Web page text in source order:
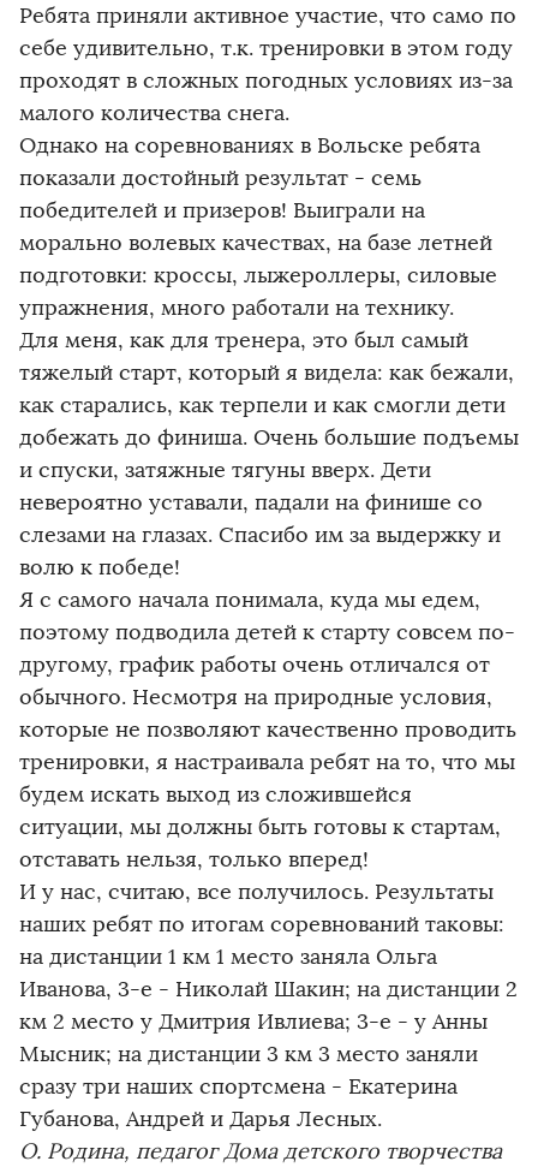
Ребята приняли активное участие, что само по
себе удивительно, т.к. тренировки в этом году
проходят в сложных погодных условиях из-за
малого количества снега.
Однако на соревнованиях в Вольске ребята
показали достойный результат - семь
победителей и призеров! Выиграли на
морально волевых качествах, на базе летней
подготовки: кроссы, лыжероллеры, силовые
упражнения, много работали на технику.
Для меня, как для тренера, это был самый
тяжелый старт, который я видела: как бежали,
как старались, как терпели и как смогли дети
добежать до финиша. Очень большие подъемы
и спуски, затяжные тягуны вверх. Дети
невероятно уставали, падали на финише со
слезами на глазах. Спасибо им за выдержку и
волю к победе!
Я с самого начала понимала, куда мы едем,
поэтому подводила детей к старту совсем по-
другому, график работы очень отличался от
обычного. Несмотря на природные условия,
которые не позволяют качественно проводить
тренировки, я настраивала ребят на то, что мы
будем искать выход из сложившейся
ситуации, мы должны быть готовы к стартам,
отставать нельзя, только вперед!
И у нас, считаю, все получилось. Результаты
наших ребят по итогам соревнований таковы:
на дистанции 1 км 1 место заняла Ольга
Иванова, 3-е - Николай Шакин; на дистанции 2
км 2 место у Дмитрия Ивлиева; 3-е - у Анны
Мысник; на дистанции 3 км 3 место заняли
сразу три наших спортсмена - Екатерина
Губанова, Андрей и Дарья Лесных.
О. Родина, педагог Дома детского творчества